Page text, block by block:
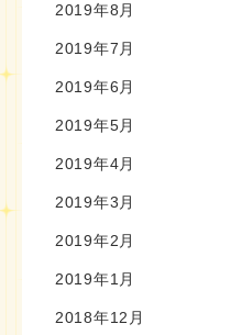
2019年8月
2019年7月
2019年6月
2019年5月
2019年4月
2019年3月
2019年2月
2019年1月
2018年12月